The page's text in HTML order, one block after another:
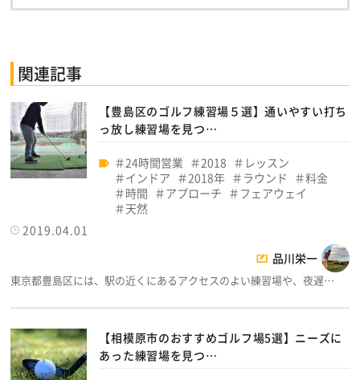
関連記事
【豊島区のゴルフ練習場５選】通いやすい打ち
っ放し練習場を見つ…
24時間営業 2018
レッスン
インドア
2018年 ラウンド
料金
時間
アプローチ
フェアウェイ
天然
2019.04.01
品川栄一
東京都豊島区には、駅の近くにあるアクセスのよい練習場や、夜遅…
【相模原市のおすすめゴルフ場5選】ニーズに
あった練習場を見つ…